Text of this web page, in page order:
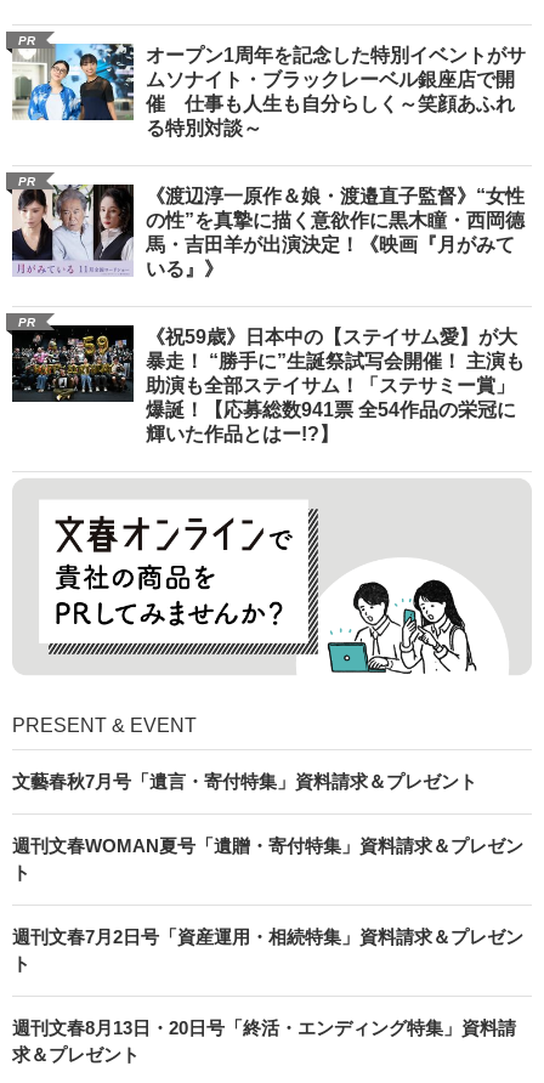
PR
オープン1周年を記念した特別イベントがサ
ムソナイト・ブラックレーベル銀座店で開
催 仕事も人生も自分らしく～笑顔あふれ
る特別対談～
PR
《渡辺淳一原作＆娘・渡邉直子監督》“女性
の性”を真摯に描く意欲作に黒木瞳・西岡德
馬・吉田羊が出演決定！《映画『月がみて
いる』》
PR
《祝59歳》日本中の【ステイサム愛】が大
暴走！ “勝手に”生誕祭試写会開催！ 主演も
助演も全部ステイサム！「ステサミー賞」
爆誕！【応募総数941票 全54作品の栄冠に
輝いた作品とはー!?】
PRESENT & EVENT
文藝春秋7月号「遺言・寄付特集」資料請求＆プレゼント
週刊文春WOMAN夏号「遺贈・寄付特集」資料請求＆プレゼン
ト
週刊文春7月2日号「資産運用・相続特集」資料請求＆プレゼン
ト
週刊文春8月13日・20日号「終活・エンディング特集」資料請
求＆プレゼント